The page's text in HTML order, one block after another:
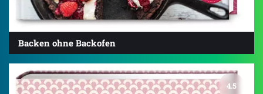
Backen ohne Backofen
4.5